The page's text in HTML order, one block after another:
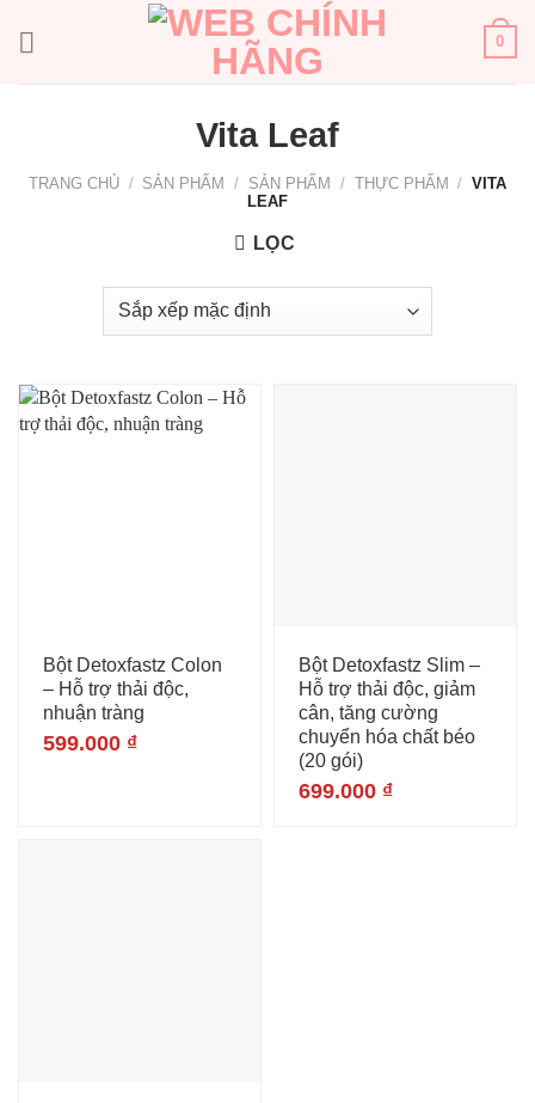
qua
0
Vita Leaf
TRANG CHỦ / SẢN PHẨM / SẢN PHẨM / THỰC PHẨM / VITA
LEAF
LỌC
Bột Detoxfastz Colon
– Hỗ trợ thải độc,
nhuận tràng
599.000 ₫
Bột Detoxfastz Slim –
Hỗ trợ thải độc, giảm
cân, tăng cường
chuyển hóa chất béo
(20 gói)
699.000 ₫